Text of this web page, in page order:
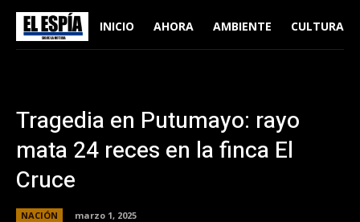
INICIO AHORA AMBIENTE CULTURA
Tragedia en Putumayo: rayo
mata 24 reces en la finca El
Cruce
NACIÓN
marzo 1, 2025